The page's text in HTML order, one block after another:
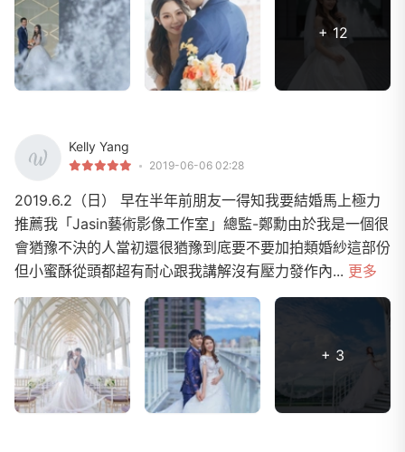
+ 12
Kelly Yang
2019-06-06 02:28
2019.6.2（日） 早在半年前朋友一得知我要結婚馬上極力
推薦我「Jasin藝術影像工作室」總監-鄭勳由於我是一個很
會猶豫不決的人當初還很猶豫到底要不要加拍類婚紗這部份
但小蜜酥從頭都超有耐心跟我講解沒有壓力發作內... 更多
+ 3